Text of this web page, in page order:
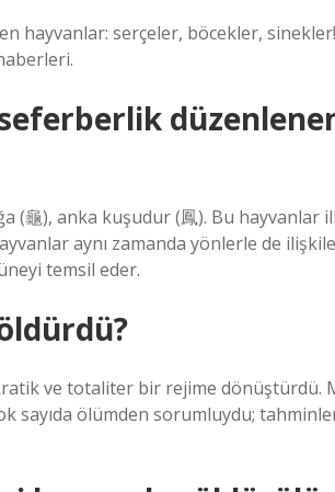
hayvanlar: serçeler, böcekler,
(龜), anka kuşudur (鳳). Bu hayvanlar
aynı zamanda yönlerle de
temsil eder.
ve totaliter bir rejime dönüştürdü.
sayıda ölümden sorumluydu;